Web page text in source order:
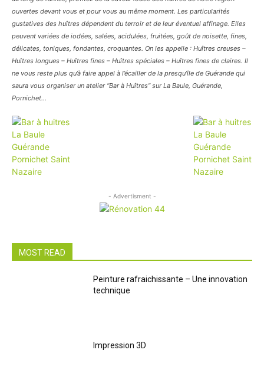
ouvertes devant vous et pour vous au même moment. Les particularités
gustatives des huîtres dépendent du terroir et de leur éventuel affinage. Elles
peuvent variées de iodées, salées, acidulées, fruitées, goût de noisette, fines,
délicates, toniques, fondantes, croquantes. On les appelle : Huîtres creuses –
Huîtres longues – Huîtres fines – Huîtres spéciales – Huîtres fines de claires. Il
ne vous reste plus qu’à faire appel à l’écailler de la presqu’île de Guérande qui
saura vous organiser un atelier “Bar à Huîtres” sur La Baule, Guérande,
Pornichet…
- Advertisment -
MOST READ
Peinture rafraichissante – Une innovation
technique
Impression 3D